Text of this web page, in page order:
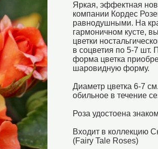
Яркая, эффектная
компании Кордес
равнодушными. На
гармоничном кусте,
цветки
в соцветия по 5-7 шт.
форма цветка
шаровидную форму.
Диаметр цветка 6-7
обильное в течение
Роза удостоена
Входит в коллекцию
(Fairy Tale Roses)